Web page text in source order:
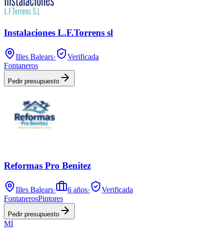
Instalaciones L.F.Torrens sl
Illes Balears·
Verificada
Fontaneros
Pedir presupuesto
Reformas Pro Benítez
Illes Balears· 6 años·
Verificada
FontanerosPintores
Pedir presupuesto
MI